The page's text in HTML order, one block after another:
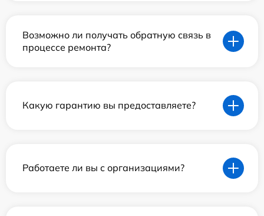
Возможно ли получать обратную связь в
процессе ремонта?
Какую гарантию вы предоставляете?
Работаете ли вы с организациями?